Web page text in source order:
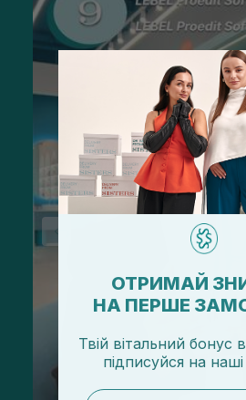
ОТРИМАЙ
НА ПЕРШЕ
Твій вітальний бонус
підписуйся на
email